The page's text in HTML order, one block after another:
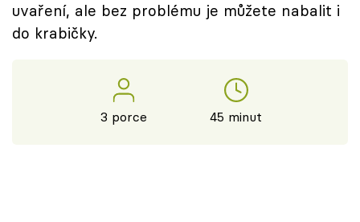
uvaření, ale bez problému je můžete nabalit i
do krabičky.
3 porce 45 minut